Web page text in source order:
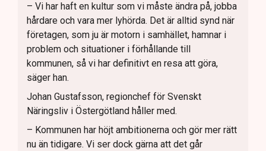
– Vi har haft en kultur som vi måste ändra på, jobba
hårdare och vara mer lyhörda. Det är alltid synd när
företagen, som ju är motorn i samhället, hamnar i
problem och situationer i förhållande till
kommunen, så vi har definitivt en resa att göra,
säger han.
Johan Gustafsson, regionchef för Svenskt
Näringsliv i Östergötland håller med.
– Kommunen har höjt ambitionerna och gör mer rätt
nu än tidigare. Vi ser dock gärna att det går